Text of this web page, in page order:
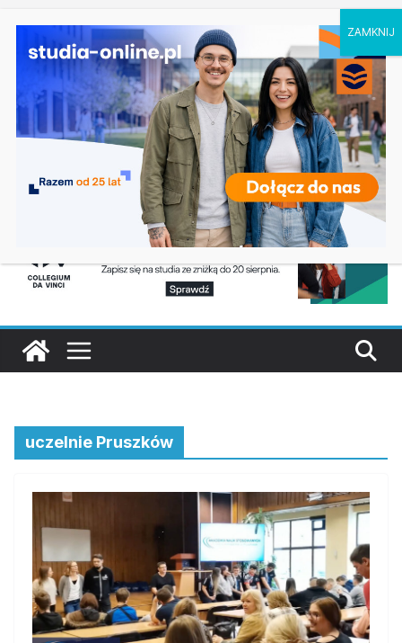
Ostatnie wpisy: Geografia w Gdańsku
Ratownictwo medyczne w Olsztynie
Logistyka w Koszalinie
Informatyka w Nysie
Filozofia w Szczecinie
uczelnie Pruszków